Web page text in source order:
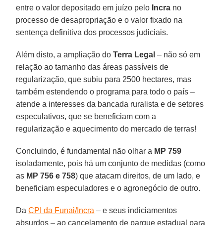
entre o valor depositado em juízo pelo Incra no
processo de desapropriação e o valor fixado na
sentença definitiva dos processos judiciais.
Além disto, a ampliação doTerra Legal – não só em
relação ao tamanho das áreas passíveis de
regularização, que subiu para 2500 hectares, mas
também estendendo o programa para todo o país –
atende a interesses da bancada ruralista e de setores
especulativos, que se beneficiam com a
regularização e aquecimento do mercado de terras!
Concluindo, é fundamental não olhar a MP 759
isoladamente, pois há um conjunto de medidas (como
as MP 756 e 758) que atacam direitos, de um lado, e
beneficiam especuladores e o agronegócio de outro.
DaCPI da Funai/Incra – e seus indiciamentos
absurdos – ao cancelamento de parque estadual para